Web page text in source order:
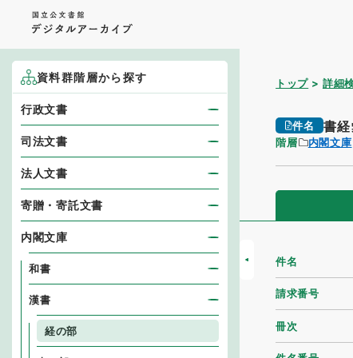
トップ 詳細
件名 書
階層 内閣文庫
件名
請求番号
冊次
資料群階層から探す
行政文書
司法文書
法人文書
寄贈・寄託文書
内閣文庫
和書
漢書
経の部